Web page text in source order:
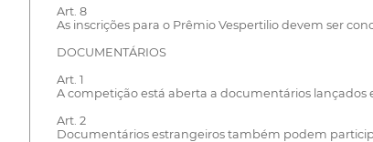
Art. 8
As inscrições para o Prêmio Vespertilio devem ser
DOCUMENTÁRIOS
Art. 1
A competição está aberta a documentários lançados
Art. 2
Documentários estrangeiros também podem